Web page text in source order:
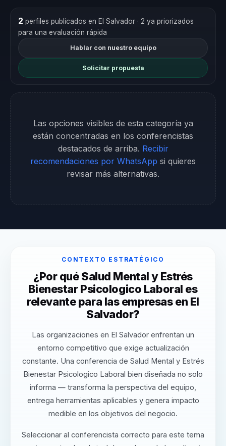
2 perfiles publicados en El Salvador · 2 ya priorizados
para una evaluación rápida
Hablar con nuestro equipo
Solicitar propuesta
Las opciones visibles de esta categoría ya
están concentradas en los conferencistas
destacados de arriba. Recibir
recomendaciones por WhatsApp si quieres
revisar más alternativas.
CONTEXTO ESTRATÉGICO
¿Por qué Salud Mental y Estrés
Bienestar Psicologico Laboral es
relevante para las empresas en El
Salvador?
Las organizaciones en El Salvador enfrentan un
entorno competitivo que exige actualización
constante. Una conferencia de Salud Mental y Estrés
Bienestar Psicologico Laboral bien diseñada no solo
informa — transforma la perspectiva del equipo,
entrega herramientas aplicables y genera impacto
medible en los objetivos del negocio.
Seleccionar al conferencista correcto para este tema